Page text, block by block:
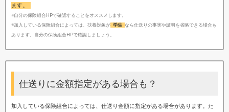
ます。
※自分の保険組合HPで確認することをオススメします。
※加入している保険組合によっては、扶養対象が 学生 なら仕送りの事実や証明を省略できる場合も
あります。自分の保険組合HPで確認しましょう。
仕送りに金額指定がある場合も？
加入している保険組合によっては、仕送り金額に指定がある場合があります。た